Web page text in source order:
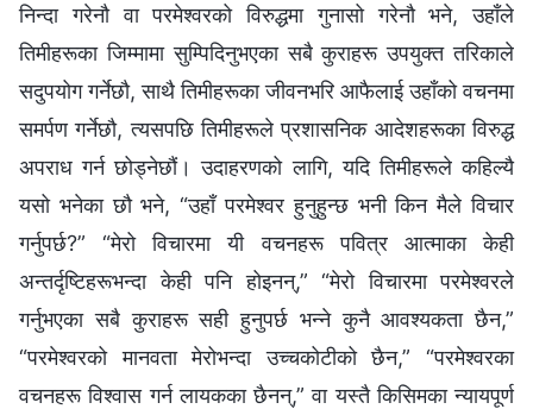
निन्दा गरेनौ वा परमेश्‍वरको विरुद्धमा गुनासो गरेनौ भने, उहाँले
तिमीहरूका जिम्मामा सुम्पिदिनुभएका सबै कुराहरू उपयुक्त तरिकाले
सदुपयोग गर्नेछौ, साथै तिमीहरूका जीवनभरि आफैलाई उहाँको वचनमा
समर्पण गर्नेछौ, त्यसपछि तिमीहरूले प्रशासनिक आदेशहरूका विरुद्ध
अपराध गर्न छोड्नेछौं। उदाहरणको लागि, यदि तिमीहरूले कहिल्यै
यसो भनेका छौ भने, “उहाँ परमेश्‍वर हुनुहुन्छ भनी किन मैले विचार
गर्नुपर्छ?” “मेरो विचारमा यी वचनहरू पवित्र आत्माका केही
अन्तर्दृष्टिहरूभन्दा केही पनि होइनन्,” “मेरो विचारमा परमेश्‍वरले
गर्नुभएका सबै कुराहरू सही हुनुपर्छ भन्‍ने कुनै आवश्यकता छैन,”
“परमेश्‍वरको मानवता मेरोभन्दा उच्‍चकोटीको छैन,” “परमेश्‍वरका
वचनहरू विश्‍वास गर्न लायकका छैनन्,” वा यस्तै किसिमका न्यायपूर्ण